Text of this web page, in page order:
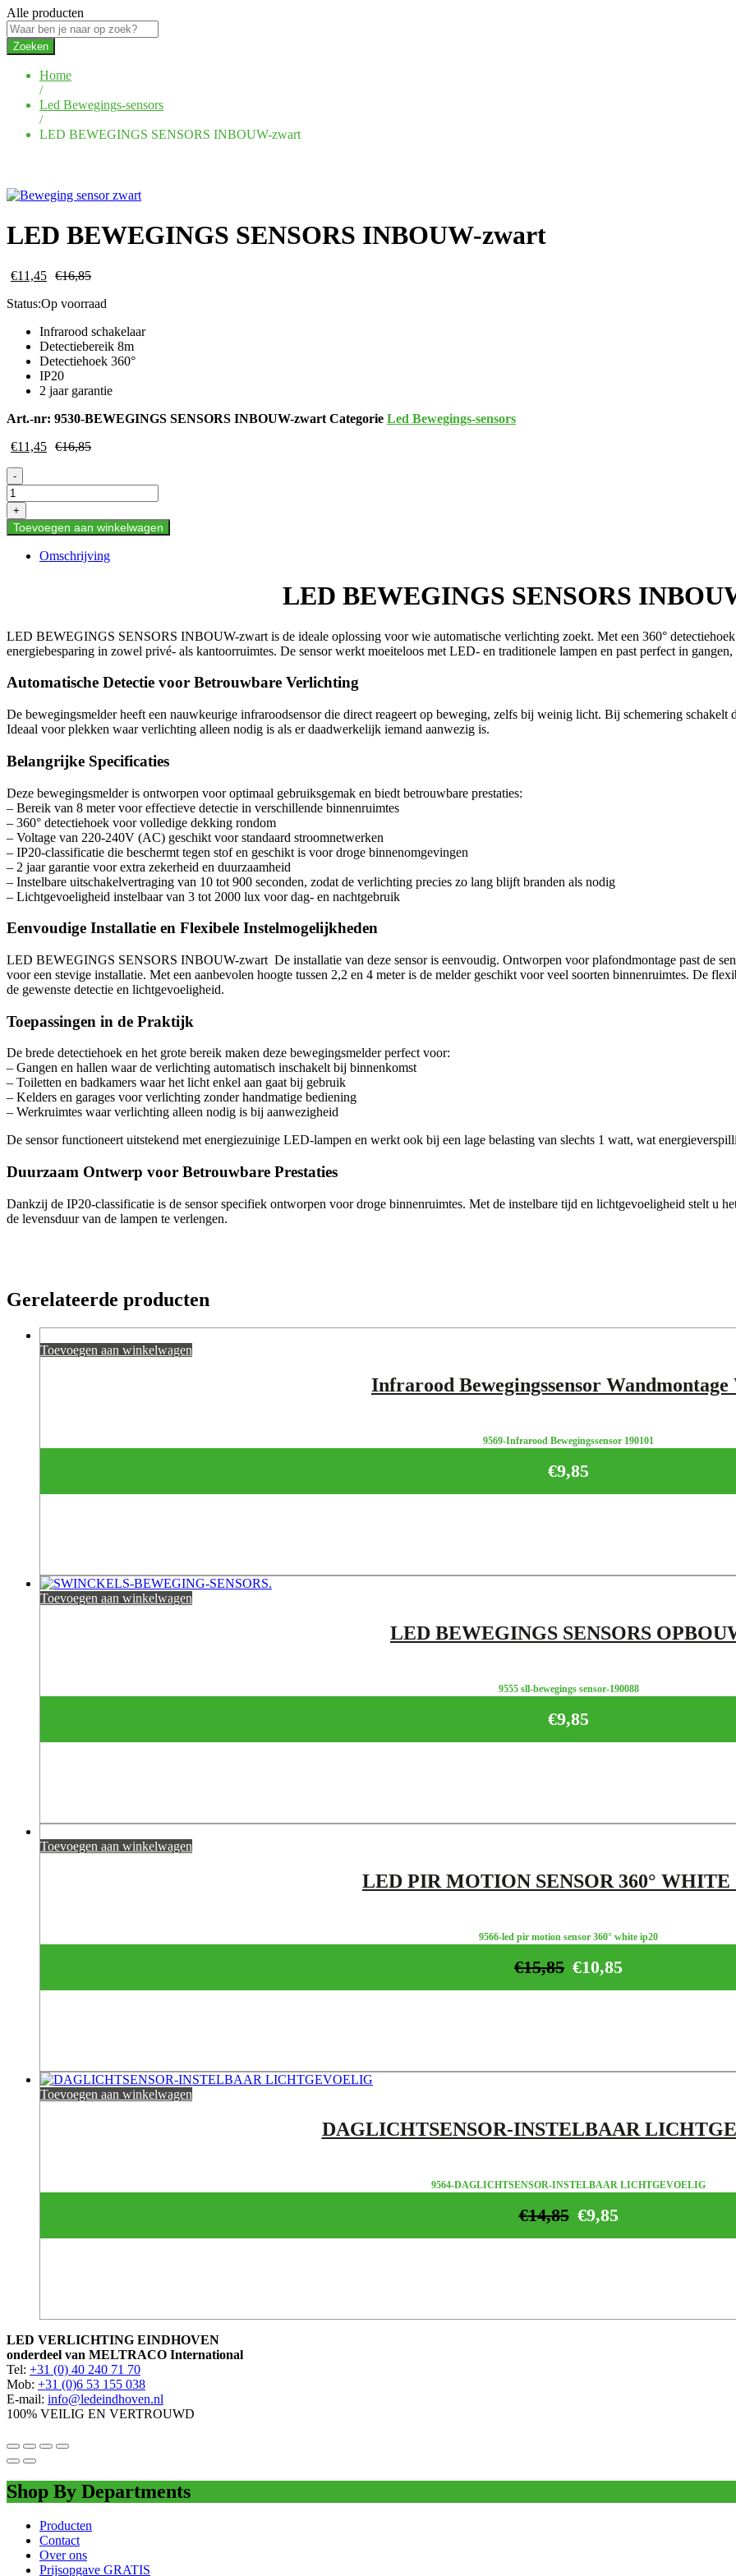
Alle producten
Zoeken
Home
/
Led Bewegings-sensors
/
LED BEWEGINGS SENSORS INBOUW-zwart
LED BEWEGINGS SENSORS INBOUW-zwart
€11,45 €16,85
Status:Op voorraad
Infrarood schakelaar
Detectiebereik 8m
Detectiehoek 360°
IP20
2 jaar garantie
Art.-nr: 9530-BEWEGINGS SENSORS INBOUW-zwart Categorie Led Bewegings-sensors
€11,45 €16,85
LED
BEWEGINGS
SENSORS
INBOUW-
zwart
-
+
Toevoegen aan winkelwagen
Omschrijving
LED BEWEGINGS SENSORS
LED BEWEGINGS SENSORS INBOUW-zwart is de ideale oplossing voor wie automatische verlichting zoekt. Met een 360° detectiehoek
energiebesparing in zowel privé- als kantoorruimtes. De sensor werkt moeiteloos met LED- en traditionele lampen en past perfect in gangen,
Automatische Detectie voor Betrouwbare Verlichting
De bewegingsmelder heeft een nauwkeurige infraroodsensor die direct reageert op beweging, zelfs bij weinig licht. Bij schemering
Ideaal voor plekken waar verlichting alleen nodig is als er daadwerkelijk iemand aanwezig is.
Belangrijke Specificaties
Deze bewegingsmelder is ontworpen voor optimaal gebruiksgemak en biedt betrouwbare prestaties:
– Bereik van 8 meter voor effectieve detectie in verschillende binnenruimtes
– 360° detectiehoek voor volledige dekking rondom
– Voltage van 220-240V (AC) geschikt voor standaard stroomnetwerken
– IP20-classificatie die beschermt tegen stof en geschikt is voor droge binnenomgevingen
– 2 jaar garantie voor extra zekerheid en duurzaamheid
– Instelbare uitschakelvertraging van 10 tot 900 seconden, zodat de verlichting precies zo lang blijft branden als nodig
– Lichtgevoeligheid instelbaar van 3 tot 2000 lux voor dag- en nachtgebruik
Eenvoudige Installatie en Flexibele Instelmogelijkheden
LED BEWEGINGS SENSORS INBOUW-zwart De installatie van deze sensor is eenvoudig. Ontworpen voor plafondmontage past de
voor een stevige installatie. Met een aanbevolen hoogte tussen 2,2 en 4 meter is de melder geschikt voor veel soorten binnenruimtes. De
de gewenste detectie en lichtgevoeligheid.
Toepassingen in de Praktijk
De brede detectiehoek en het grote bereik maken deze bewegingsmelder perfect voor:
– Gangen en hallen waar de verlichting automatisch inschakelt bij binnenkomst
– Toiletten en badkamers waar het licht enkel aan gaat bij gebruik
– Kelders en garages voor verlichting zonder handmatige bediening
– Werkruimtes waar verlichting alleen nodig is bij aanwezigheid
De sensor functioneert uitstekend met energiezuinige LED-lampen en werkt ook bij een lage belasting van slechts 1 watt, wat
Duurzaam Ontwerp voor Betrouwbare Prestaties
Dankzij de IP20-classificatie is de sensor specifiek ontworpen voor droge binnenruimtes. Met de instelbare tijd en lichtgevoeligheid stelt u
de levensduur van de lampen te verlengen.
Gerelateerde producten
Toevoegen aan winkelwagen
Infrarood Bewegingssensor
9569-Infrarood Bewegingssensor 190101
€9,85
Toevoegen aan winkelwagen
LED BEWEGINGS SENSORS
9555 sll-bewegings sensor-190088
€9,85
Toevoegen aan winkelwagen
LED PIR MOTION SENSOR 360° WHITE
9566-led pir motion sensor 360° white ip20
€10,85
€15,85
Toevoegen aan winkelwagen
DAGLICHTSENSOR-INSTELBAAR
9564-DAGLICHTSENSOR-INSTELBAAR LICHTGEVOELIG
€9,85
€14,85
LED VERLICHTING EINDHOVEN
onderdeel van MELTRACO International
Tel: +31 (0) 40 240 71 70
Mob: +31 (0)6 53 155 038
E-mail: info@ledeindhoven.nl
100% VEILIG EN VERTROUWD
Shop By Departments
Producten
Contact
Over ons
Prijsopgave GRATIS